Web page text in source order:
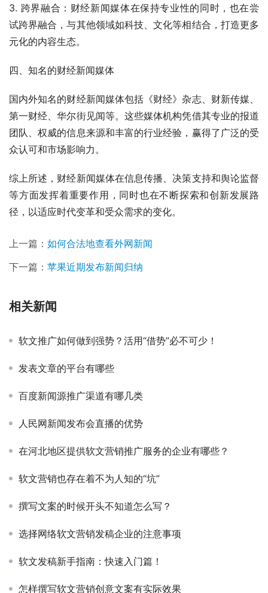
3. 跨界融合：财经新闻媒体在保持专业性的同时，也在尝
试跨界融合，与其他领域如科技、文化等相结合，打造更多
元化的内容生态。
四、知名的财经新闻媒体
国内外知名的财经新闻媒体包括《财经》杂志、财新传媒、
第一财经、华尔街见闻等。这些媒体机构凭借其专业的报道
团队、权威的信息来源和丰富的行业经验，赢得了广泛的受
众认可和市场影响力。
综上所述，财经新闻媒体在信息传播、决策支持和舆论监督
等方面发挥着重要作用，同时也在不断探索和创新发展路
径，以适应时代变革和受众需求的变化。
上一篇： 如何合法地查看外网新闻
下一篇： 苹果近期发布新闻归纳
相关新闻
软文推广如何做到强势？活用“借势”必不可少！
发表文章的平台有哪些
百度新闻源推广渠道有哪几类
人民网新闻发布会直播的优势
在河北地区提供软文营销推广服务的企业有哪些？
软文营销也存在着不为人知的“坑”
撰写文案的时候开头不知道怎么写？
选择网络软文营销发稿企业的注意事项
软文发稿新手指南：快速入门篇！
怎样撰写软文营销创意文案有实际效果